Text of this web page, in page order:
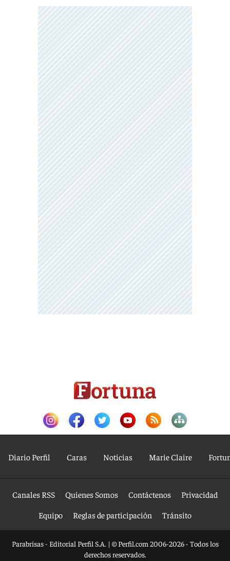
Diario Perfil Caras Noticias Marie Claire
Canales RSS Quienes Somos Contáctenos
Privacidad
Equipo
Reglas de participación Tránsito
Parabrisas - Editorial Perfil S.A. | © Perfil.com 2006-2026 - Todos los
derechos reservados.